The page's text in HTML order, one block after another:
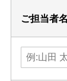
ご担当者名